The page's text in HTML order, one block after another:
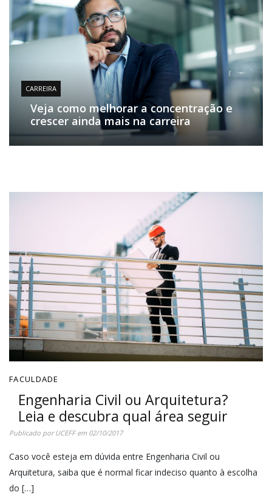
CARREIRA
Veja como melhorar a concentração e
crescer ainda mais na carreira
FACULDADE
Engenharia Civil ou Arquitetura?
Leia e descubra qual área seguir
Publicado porUCEFFem 02/10/2017
Caso você esteja em dúvida entre Engenharia Civil ou
Arquitetura, saiba que é normal ficar indeciso quanto à escolha
do […]